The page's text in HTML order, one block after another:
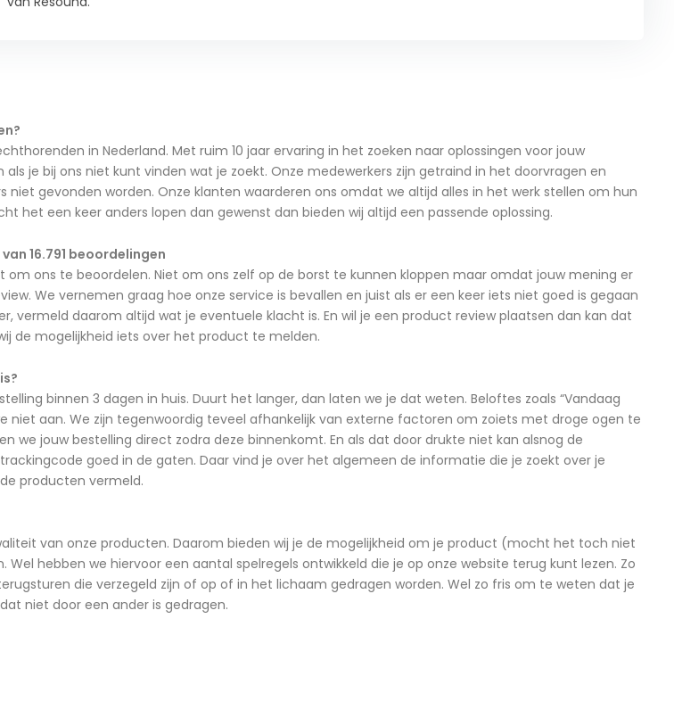
in Nederland. Met ruim 10 jaar ervaring in het zoeken naar oplossingen voor jouw
je bij ons niet kunt vinden wat je zoekt. Onze medewerkers zijn getraind in het doorvragen en
niet gevonden worden. Onze klanten waarderen ons omdat we altijd alles in het werk stellen om hun
het een keer anders lopen dan gewenst dan bieden wij altijd een passende oplossing.
16.791 beoordelingen
om ons te beoordelen. Niet om ons zelf op de borst te kunnen kloppen maar omdat jouw mening er
We vernemen graag hoe onze service is bevallen en juist als er een keer iets niet goed is gegaan
vermeld daarom altijd wat je eventuele klacht is. En wil je een product review plaatsen dan kan dat
de mogelijkheid iets over het product te melden.
binnen 3 dagen in huis. Duurt het langer, dan laten we je dat weten. Beloftes zoals “Vandaag
niet aan. We zijn tegenwoordig teveel afhankelijk van externe factoren om zoiets met droge ogen te
we jouw bestelling direct zodra deze binnenkomt. En als dat door drukte niet kan alsnog de
goed in de gaten. Daar vind je over het algemeen de informatie die je zoekt over je
producten vermeld.
van onze producten. Daarom bieden wij je de mogelijkheid om je product (mocht het toch niet
Wel hebben we hiervoor een aantal spelregels ontwikkeld die je op onze website terug kunt lezen. Zo
die verzegeld zijn of op of in het lichaam gedragen worden. Wel zo fris om te weten dat je
niet door een ander is gedragen.